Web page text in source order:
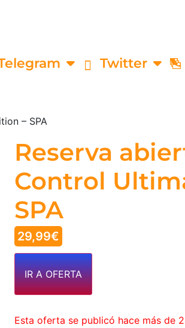
Twitter
– SPA
Reserva
Control
SPA
29,99€
IR A OFERTA
Esta oferta se publicó hace más de